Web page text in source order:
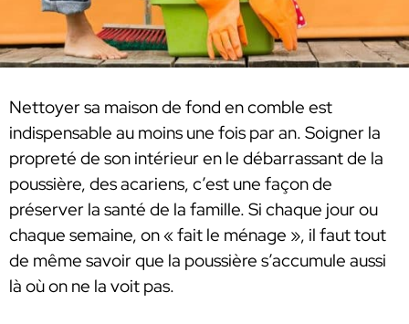
Nettoyer sa maison de fond en comble est
indispensable au moins une fois par an. Soigner la
propreté de son intérieur en le débarrassant de la
poussière, des acariens, c’est une façon de
préserver la santé de la famille. Si chaque jour ou
chaque semaine, on « fait le ménage », il faut tout
de même savoir que la poussière s’accumule aussi
là où on ne la voit pas.